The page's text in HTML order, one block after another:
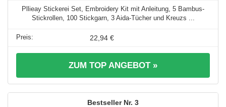
Pllieay Stickerei Set, Embroidery Kit mit Anleitung, 5 Bambus-
Stickrollen, 100 Stickgarn, 3 Aida-Tücher und Kreuzs ...
22,94 €
ZUM TOP ANGEBOT »
3